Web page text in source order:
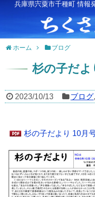
兵庫県宍粟市千種町 情報
ホーム ブログ
杉の子だよ
2023/10/13 ブログ
杉の子だより 10月